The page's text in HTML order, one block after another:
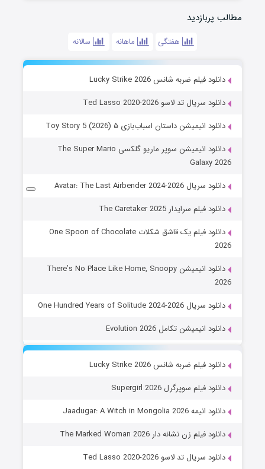
مطالب پربازدید
هفتگی ماهانه سالانه
دانلود فیلم ضربه شانس Lucky Strike 2026
دانلود سریال تد لاسو Ted Lasso 2020-2026
دانلود انیمیشن داستان اسباب‌بازی ۵ Toy Story 5 (2026)
دانلود انیمیشن سوپر ماریو گلکسی The Super Mario
Galaxy 2026
دانلود سریال Avatar: The Last Airbender 2024-2026
دانلود فیلم سرایدار The Caretaker 2025
دانلود فیلم یک قاشق شکلات One Spoon of Chocolate
2026
دانلود انیمیشن There’s No Place Like Home, Snoopy
2026
دانلود سریال One Hundred Years of Solitude 2024-2026
دانلود انیمیشن تکامل Evolution 2026
دانلود فیلم ضربه شانس Lucky Strike 2026
دانلود فیلم سوپرگرل Supergirl 2026
دانلود انیمه Jaadugar: A Witch in Mongolia 2026
دانلود فیلم زن نشانه دار The Marked Woman 2026
دانلود سریال تد لاسو Ted Lasso 2020-2026